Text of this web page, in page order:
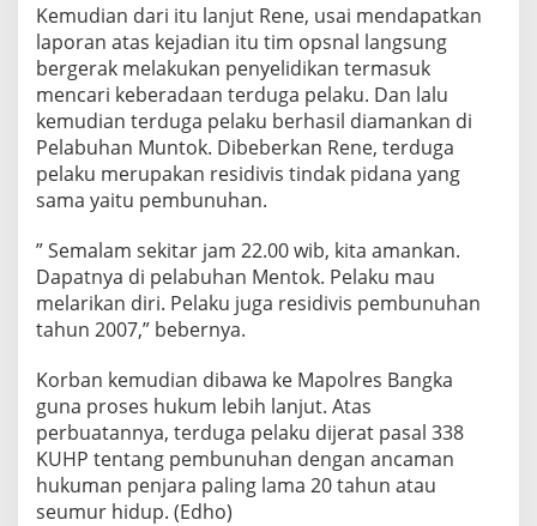
Kemudian dari itu lanjut Rene, usai mendapatkan
laporan atas kejadian itu tim opsnal langsung
bergerak melakukan penyelidikan termasuk
mencari keberadaan terduga pelaku. Dan lalu
kemudian terduga pelaku berhasil diamankan di
Pelabuhan Muntok. Dibeberkan Rene, terduga
pelaku merupakan residivis tindak pidana yang
sama yaitu pembunuhan.
” Semalam sekitar jam 22.00 wib, kita amankan.
Dapatnya di pelabuhan Mentok. Pelaku mau
melarikan diri. Pelaku juga residivis pembunuhan
tahun 2007,” bebernya.
Korban kemudian dibawa ke Mapolres Bangka
guna proses hukum lebih lanjut. Atas
perbuatannya, terduga pelaku dijerat pasal 338
KUHP tentang pembunuhan dengan ancaman
hukuman penjara paling lama 20 tahun atau
seumur hidup. (Edho)